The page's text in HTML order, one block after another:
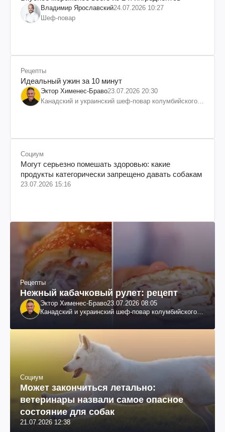
Владимир Ярославский24.07.2026 10:27
Шеф-повар
Рецепты
Идеальный ужин за 10 минут
Эктор Хименес-Браво23.07.2026 20:30
Канадский и украинский шеф-повар колумбийского
Социум
Могут серьезно помешать здоровью: какие
продукты категорически запрещено давать собакам
23.07.2026 15:16
Рецепты
Нежный кабачковый рулет: рецепт
Эктор Хименес-Браво23.07.2026 08:05
Канадский и украинский шеф-повар колумбийского
Социум
Может закончиться летально:
ветеринары назвали самое опасное
состояние для собак
21.07.2026 12:38